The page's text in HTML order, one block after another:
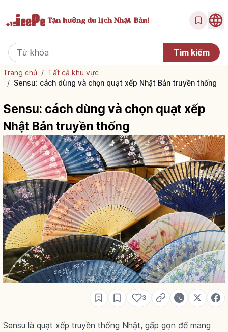
Tận hưởngdu lịch Nhật Bản!
Trang chủ / Tất cả khu vực
/ Sensu: cách dùng và chọn quạt xếp Nhật Bản truyền thống
Sensu: cách dùng và chọn quạt xếp
Nhật Bản truyền thống
3
Sensu là quạt xếp truyền thống Nhật, gấp gọn để mang